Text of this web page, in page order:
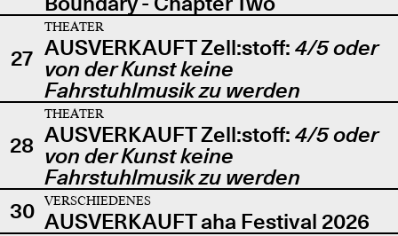
27
THEATER
AUSVERKAUFT Zell:stoff: 4/5 oder
von der Kunst keine
Fahrstuhlmusik zu werden
28
THEATER
AUSVERKAUFT Zell:stoff: 4/5 oder
von der Kunst keine
Fahrstuhlmusik zu werden
30
VERSCHIEDENES
AUSVERKAUFT aha Festival 2026